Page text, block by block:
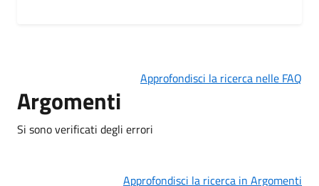
Approfondisci la ricerca nelle FAQ
Argomenti
Si sono verificati degli errori
Approfondisci la ricerca in Argomenti